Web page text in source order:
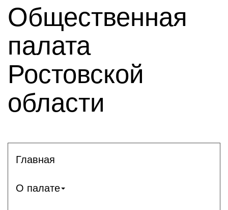
Общественная
палата
Ростовской
области
Главная
О палате